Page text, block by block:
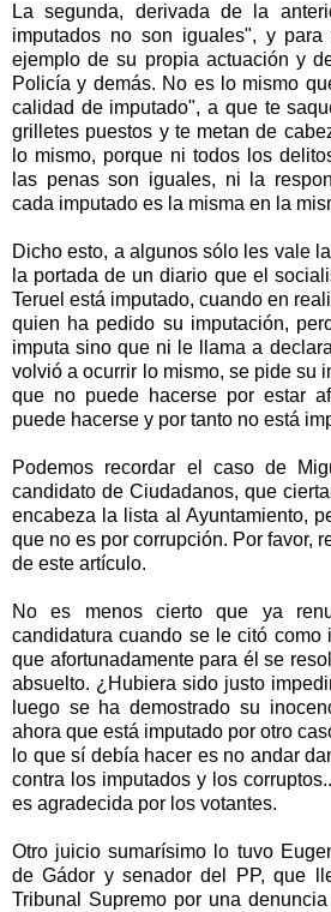
La segunda, derivada de la
imputados no son iguales", y
ejemplo de su propia actuación y
Policía y demás. No es lo mismo
calidad de imputado", a que te
grilletes puestos y te metan de
lo mismo, porque ni todos los
las penas son iguales, ni la
cada imputado es la misma en la
Dicho esto, a algunos sólo les vale
la portada de un diario que el
Teruel está imputado, cuando en
quien ha pedido su imputación,
imputa sino que ni le llama a
volvió a ocurrir lo mismo, se pide su
que no puede hacerse por estar
puede hacerse y por tanto no está
Podemos recordar el caso de
candidato de Ciudadanos, que
encabeza la lista al Ayuntamiento,
que no es por corrupción. Por favor,
de este artículo.
No es menos cierto que ya
candidatura cuando se le citó como
que afortunadamente para él se
absuelto. ¿Hubiera sido justo
luego se ha demostrado su
ahora que está imputado por otro
lo que sí debía hacer es no andar
contra los imputados y los
es agradecida por los votantes.
Otro juicio sumarísimo lo tuvo
de Gádor y senador del PP, que
Tribunal Supremo por una